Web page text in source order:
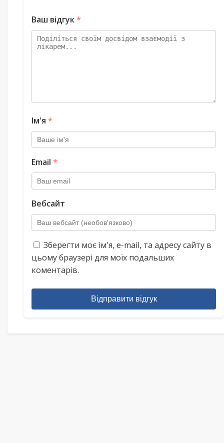
Ваш відгук*
Ім'я *
Email *
Вебсайт
Зберегти моє ім'я, e-mail, та адресу сайту в
цьому браузері для моїх подальших
коментарів.
Відправити відгук